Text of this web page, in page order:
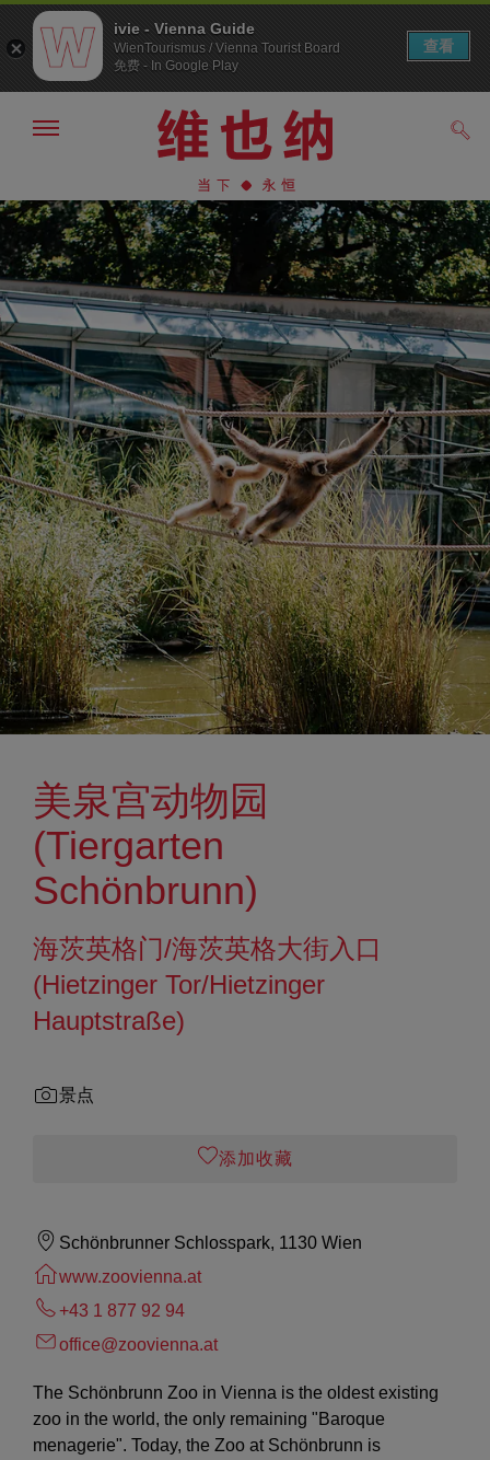
往
导
航
往
内
容
显
藏
导
美泉宫动物园
(Tiergarten
Schönbrunn)
海茨英格门/海茨英格大街入口
(Hietzinger Tor/Hietzinger
Hauptstraße)
景点
添加收藏
Schönbrunner Schlosspark, 1130 Wien
www.zoovienna.at
+43 1 877 92 94
office@zoovienna.at
The Schönbrunn Zoo in Vienna is the oldest existing
zoo in the world, the only remaining "Baroque
menagerie". Today, the Zoo at Schönbrunn is
ivie - Vienna Guide
WienTourismus / Vienna Tourist Board
免费 - In Google Play
查看